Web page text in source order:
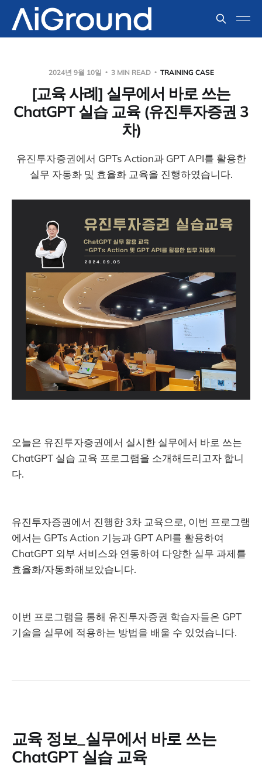
2024년 9월 10일 3 MIN READ TRAINING CASE
[교육 사례] 실무에서 바로 쓰는
ChatGPT 실습 교육 (유진투자증권 3
차)
유진투자증권에서 GPTs Action과 GPT API를 활용한
실무 자동화 및 효율화 교육을 진행하였습니다.
오늘은 유진투자증권에서 실시한 실무에서 바로 쓰는
ChatGPT 실습 교육 프로그램을 소개해드리고자 합니
다.
유진투자증권에서 진행한 3차 교육으로, 이번 프로그램
에서는 GPTs Action 기능과 GPT API를 활용하여
ChatGPT 외부 서비스와 연동하여 다양한 실무 과제를
효율화/자동화해보았습니다.
이번 프로그램을 통해 유진투자증권 학습자들은 GPT
기술을 실무에 적용하는 방법을 배울 수 있었습니다.
교육 정보_실무에서 바로 쓰는
ChatGPT 실습 교육